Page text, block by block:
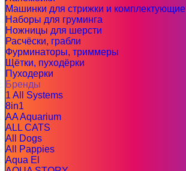
Машинки для стрижки и комплектующие
Наборы для груминга
Ножницы для шерсти
Расчёски, грабли
Фурминаторы, триммеры
Щётки, пуходёрки
Пуходерки
Бренды
1 All Systems
8in1
AA Aquarium
ALL CATS
All Dogs
All Pappies
Aqua El